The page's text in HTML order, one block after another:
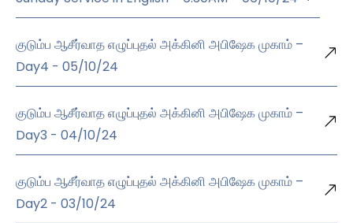
குடும்ப ஆசீர்வாத எழுப்புதல் அக்கினி அபிஷேக முகாம் –
Day4 - 05/10/24
குடும்ப ஆசீர்வாத எழுப்புதல் அக்கினி அபிஷேக முகாம் –
Day3 - 04/10/24
குடும்ப ஆசீர்வாத எழுப்புதல் அக்கினி அபிஷேக முகாம் –
Day2 - 03/10/24